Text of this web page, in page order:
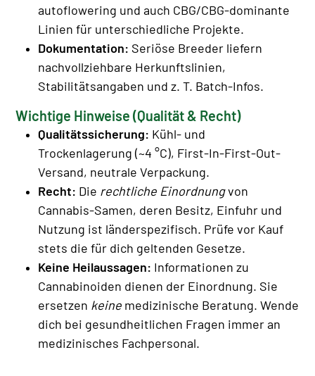
autoflowering und auch CBG/CBG-dominante
Linien für unterschiedliche Projekte.
Dokumentation: Seriöse Breeder liefern
nachvollziehbare Herkunftslinien,
Stabilitätsangaben und z. T. Batch-Infos.
Wichtige Hinweise (Qualität & Recht)
Qualitätssicherung: Kühl- und
Trockenlagerung (~4 °C), First-In-First-Out-
Versand, neutrale Verpackung.
Recht: Die rechtliche Einordnungvon
Cannabis-Samen, deren Besitz, Einfuhr und
Nutzung ist länderspezifisch. Prüfe vor Kauf
stets die für dich geltenden Gesetze.
Keine Heilaussagen: Informationen zu
Cannabinoiden dienen der Einordnung. Sie
ersetzen keine medizinische Beratung. Wende
dich bei gesundheitlichen Fragen immer an
medizinisches Fachpersonal.